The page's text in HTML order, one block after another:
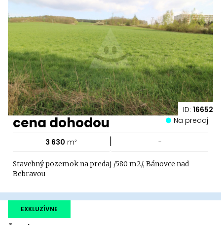
ID: 16652
cena dohodou Na predaj
3 630 m² | -
Stavebný pozemok na predaj /580 m2/, Bánovce nad
Bebravou
EXKLUZÍVNE